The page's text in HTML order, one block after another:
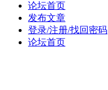
论坛首页
发布文章
登录/注册/找回密码
论坛首页